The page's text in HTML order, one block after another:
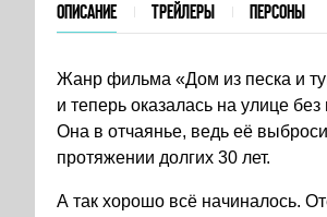
ОПИСАНИЕ ТРЕЙЛЕРЫ ПЕРСОНЫ
Жанр фильма «Дом из песка и
и теперь оказалась на улице
Она в отчаянье, ведь её
протяжении долгих 30 лет.
А так хорошо всё начиналось.